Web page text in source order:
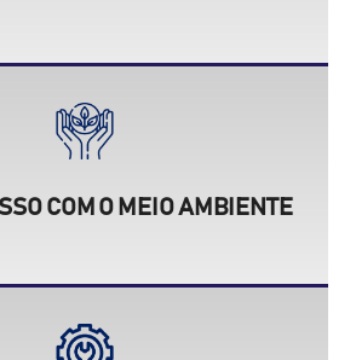
COM O MEIO AMBIENTE